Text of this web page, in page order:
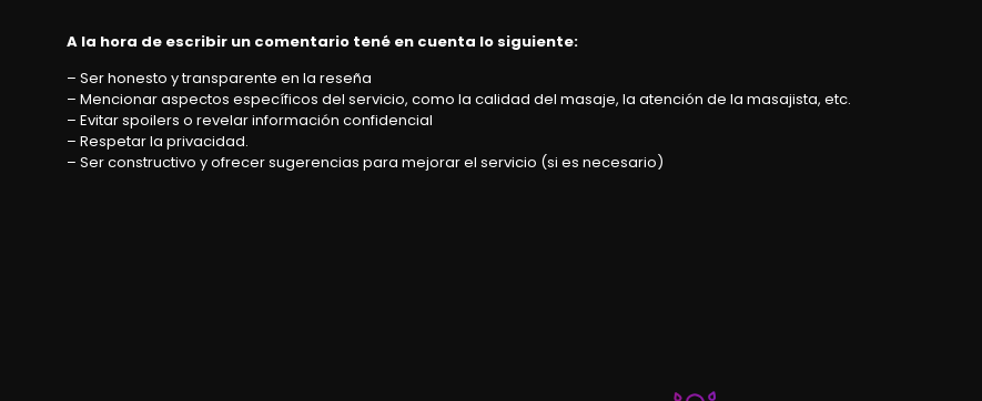
A la hora de escribir un comentario tené en cuenta lo siguiente:
– Ser honesto y transparente en la reseña
– Mencionar aspectos específicos del servicio, como la calidad del masaje, la atención de la masajista, etc.
– Evitar spoilers o revelar información confidencial
– Respetar la privacidad.
– Ser constructivo y ofrecer sugerencias para mejorar el servicio (si es necesario)